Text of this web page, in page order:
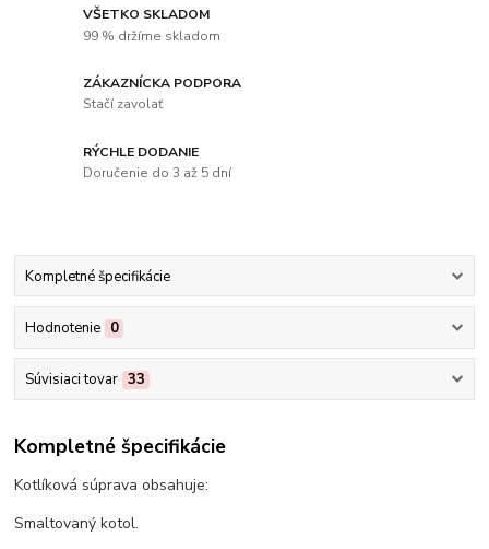
VŠETKO SKLADOM
99 % držíme skladom
ZÁKAZNÍCKA PODPORA
Stačí zavolať
RÝCHLE DODANIE
Doručenie do 3 až 5 dní
Kompletné špecifikácie
Hodnotenie 0
Súvisiaci tovar 33
Kompletné špecifikácie
Kotlíková súprava obsahuje:
Smaltovaný kotol.